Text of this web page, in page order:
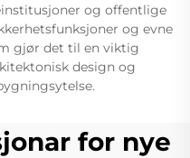
og offentlige
og evne
gjør det til en viktig
design og
for nye